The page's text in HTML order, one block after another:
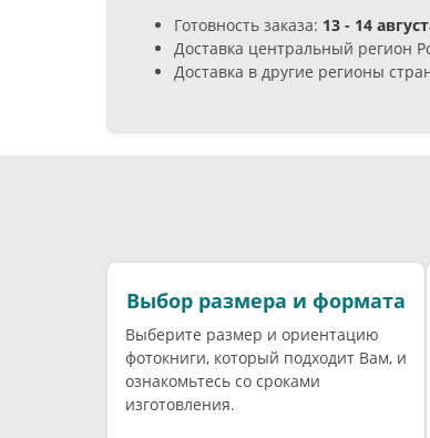
Готовность заказа: 13 - 14
Доставка центральный регион
Доставка в другие регионы
Выбор размера и формата
Выберите размер и ориентацию
фотокниги, который подходит Вам, и
ознакомьтесь со сроками
изготовления.